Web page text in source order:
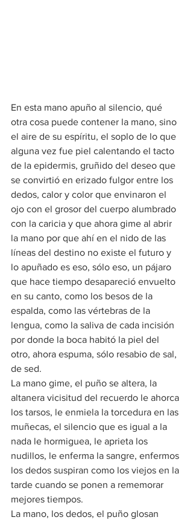
En esta mano apuño al silencio, qué
otra cosa puede contener la mano, sino
el aire de su espíritu, el soplo de lo que
alguna vez fue piel calentando el tacto
de la epidermis, gruñido del deseo que
se convirtió en erizado fulgor entre los
dedos, calor y color que envinaron el
ojo con el grosor del cuerpo alumbrado
con la caricia y que ahora gime al abrir
la mano por que ahí en el nido de las
líneas del destino no existe el futuro y
lo apuñado es eso, sólo eso, un pájaro
que hace tiempo desapareció envuelto
en su canto, como los besos de la
espalda, como las vértebras de la
lengua, como la saliva de cada incisión
por donde la boca habitó la piel del
otro, ahora espuma, sólo resabio de sal,
de sed.
La mano gime, el puño se altera, la
altanera vicisitud del recuerdo le ahorca
los tarsos, le enmiela la torcedura en las
muñecas, el silencio que es igual a la
nada le hormiguea, le aprieta los
nudillos, le enferma la sangre, enfermos
los dedos suspiran como los viejos en la
tarde cuando se ponen a rememorar
mejores tiempos.
La mano, los dedos, el puño glosan